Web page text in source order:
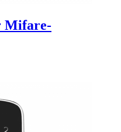
Mifare-